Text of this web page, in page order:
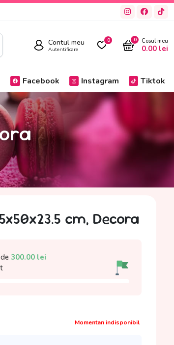
Contul meu
Autentificare
0 0 Cosul meu
0.00 lei
Facebook Instagram Tiktok
cm, Decora
300.00 lei
Momentan indisponibil